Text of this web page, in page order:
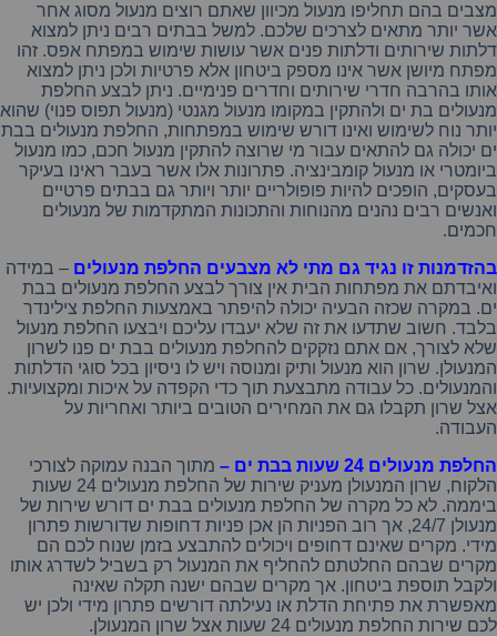
מצבים בהם תחליפו מנעול מכיוון שאתם רוצים מנעול מסוג אחר
אשר יותר מתאים לצרכים שלכם. למשל בבתים רבים ניתן למצוא
דלתות שירותים ודלתות פנים אשר עושות שימוש במפתח אפס. זהו
מפתח מיושן אשר אינו מספק ביטחון אלא פרטיות ולכן ניתן למצוא
אותו בהרבה חדרי שירותים וחדרים פנימיים. ניתן לבצע החלפת
מנעולים בת ים ולהתקין במקומו מנעול מגנטי (מנעול תפוס פנוי) שהוא
יותר נוח לשימוש ואינו דורש שימוש במפתחות, החלפת מנעולים בבת
ים יכולה גם להתאים עבור מי שרוצה להתקין מנעול חכם, כמו מנעול
ביומטרי או מנעול קומבינציה. פתרונות אלו אשר בעבר ראינו בעיקר
בעסקים, הופכים להיות פופולריים יותר ויותר גם בבתים פרטיים
ואנשים רבים נהנים מהנוחות והתכונות המתקדמות של מנעולים
חכמים.
בהזדמנות זו נגיד גם מתי לא מצבעים החלפת מנעולים – במידה
ואיבדתם את מפתחות הבית אין צורך לבצע החלפת מנעולים בבת
ים. במקרה שכזה הבעיה יכולה להיפתר באמצעות החלפת צילינדר
בלבד. חשוב שתדעו את זה שלא יעבדו עליכם ויבצעו החלפת מנעול
שלא לצורך, אם אתם נזקקים להחלפת מנעולים בבת ים פנו לשרון
המנעולן. שרון הוא מנעול ותיק ומנוסה ויש לו ניסיון בכל סוגי הדלתות
והמנעולים. כל עבודה מתבצעת תוך כדי הקפדה על איכות ומקצועיות.
אצל שרון תקבלו גם את המחירים הטובים ביותר ואחריות על
העבודה.
החלפת מנעולים 24 שעות בבת ים –
מתוך הבנה עמוקה לצורכי
הלקוח, שרון המנעולן מעניק שירות של החלפת מנעולים
שעות
ביממה. לא כל מקרה של החלפת מנעולים בבת ים דורש שירות של
מנעולן
אך רוב הפניות הן אכן פניות דחופות שדורשות פתרון
מידי. מקרים שאינם דחופים ויכולים להתבצע בזמן שנוח לכם הם
מקרים שבהם החלטתם להחליף את המנעול רק בשביל לשדרג אותו
ולקבל תוספת ביטחון. אך מקרים שבהם ישנה תקלה שאינה
מאפשרת את פתיחת הדלת או נעילתה דורשים פתרון מידי ולכן יש
לכם שירות החלפת מנעולים שעות אצל שרון המנעולן.